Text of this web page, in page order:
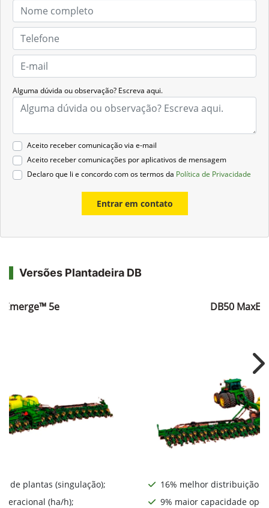
Alguma dúvida ou observação? Escreva aqui.
Aceito receber comunicação via e-mail
Aceito receber comunicações por aplicativos de mensagem
Declaro que li e concordo com os termos da Política de Privacidade
Entrar em contato
Versões Plantadeira DB
5e
de plantas (singulação);
(ha/h);
DB50
16% melhor distribuição
9% maior capacidade